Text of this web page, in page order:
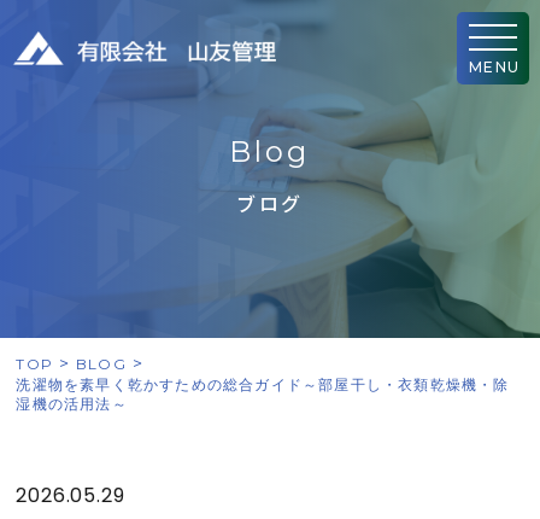
MENU
B log
ブログ
TOP
BLOG
洗濯物を素早く乾かすための総合ガイド～部屋干し・衣類乾燥機・除
湿機の活用法～
2026.05.29